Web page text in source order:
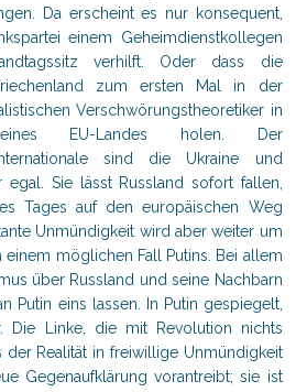
Da erscheint es nur konsequent,
einem Geheimdienstkollegen
verhilft. Oder dass die
zum ersten Mal in der
Verschwörungstheoretiker in
EU-Landes holen. Der
sind die Ukraine und
egal. Sie lässt Russland sofort fallen,
Tages auf den europäischen Weg
Unmündigkeit wird aber weiter um
einem möglichen Fall Putins. Bei allem
über Russland und seine Nachbarn
Putin eins lassen. In Putin gespiegelt,
Die Linke, die mit Revolution nichts
der Realität in freiwillige Unmündigkeit
Gegenaufklärung vorantreibt; sie ist